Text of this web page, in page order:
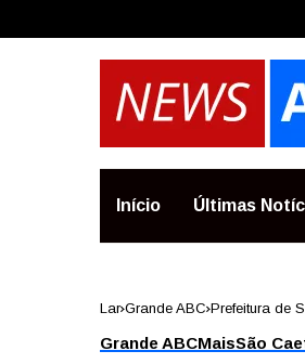
Início Últimas
Lar Grande ABC Prefeitura de
Grande ABCMaisSão